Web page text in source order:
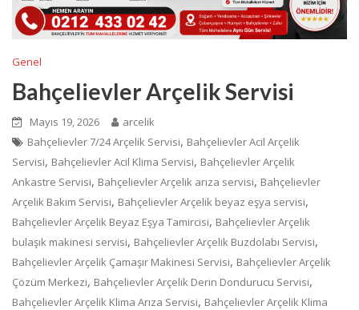
Genel
Bahçelievler Arçelik Servisi
Mayıs 19, 2026
arcelik
Bahçelievler 7/24 Arçelik Servisi, Bahçelievler Acil Arçelik
Servisi, Bahçelievler Acil Klima Servisi, Bahçelievler Arçelik
Ankastre Servisi, Bahçelievler Arçelik arıza servisi, Bahçelievler
Arçelik Bakım Servisi, Bahçelievler Arçelik beyaz eşya servisi,
Bahçelievler Arçelik Beyaz Eşya Tamircisi, Bahçelievler Arçelik
bulaşık makinesi servisi, Bahçelievler Arçelik Buzdolabı Servisi,
Bahçelievler Arçelik Çamaşır Makinesi Servisi, Bahçelievler Arçelik
Çözüm Merkezi, Bahçelievler Arçelik Derin Dondurucu Servisi,
Bahçelievler Arçelik Klima Arıza Servisi, Bahçelievler Arçelik Klima